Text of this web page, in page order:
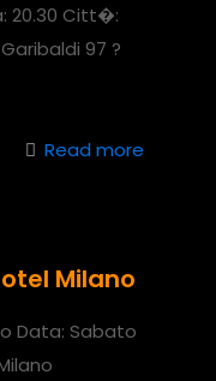
20.30 Citt�:
97 ?
Read more
Milano
Data: Sabato